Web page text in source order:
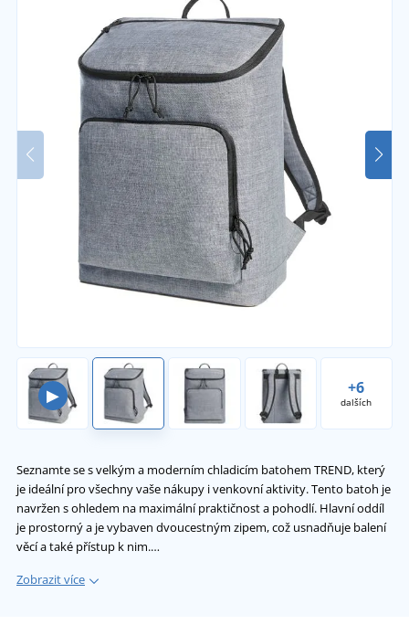
▶ +6
dalších
Seznamte se s velkým a moderním chladicím batohem TREND, který
je ideální pro všechny vaše nákupy i venkovní aktivity. Tento batoh je
navržen s ohledem na maximální praktičnost a pohodlí. Hlavní oddíl
je prostorný a je vybaven dvoucestným zipem, což usnadňuje balení
věcí a také přístup k nim.…
Zobrazit více